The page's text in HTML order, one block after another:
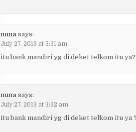
nuna says:
July 27, 2013 at 3:31 am
itu bank mandiri yg di deket telkom itu ya?
nuna says:
July 27, 2013 at 3:32 am
itu bank mandiri yg di deket telkom itu ya ?